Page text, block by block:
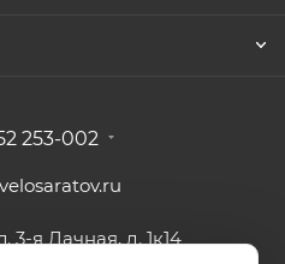
253-002
3-я Дачная, д. 1к14